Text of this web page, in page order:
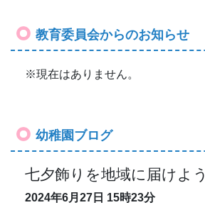
教育委員会からのお知らせ
※現在はありません。
幼稚園ブログ
七夕飾りを地域に届けよう
2024年6月27日 15時23分